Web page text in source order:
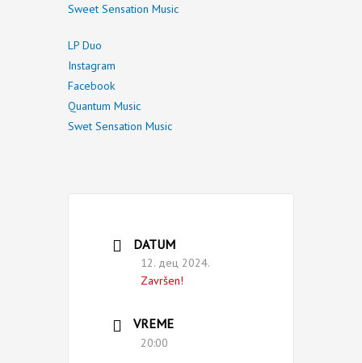
Sweet Sensation Music
LP Duo
Instagram
Facebook
Quantum Music
Swet Sensation Music
DATUM
12. дец 2024.
Završen!
VREME
20:00